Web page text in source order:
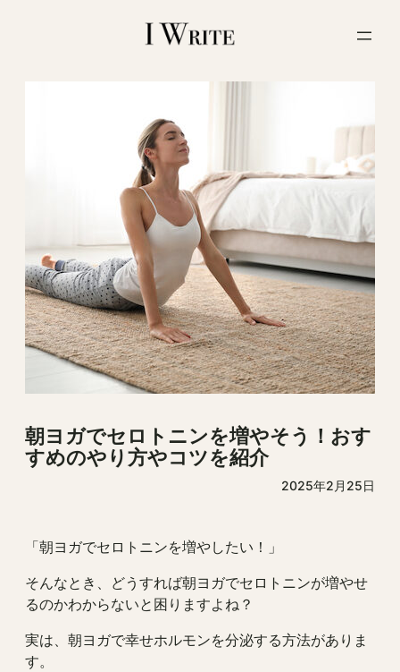
朝ヨガでセロトニンを増やそう！おす
すめのやり方やコツを紹介
2025年2月25日
「朝ヨガでセロトニンを増やしたい！」
そんなとき、どうすれば朝ヨガでセロトニンが増やせ
るのかわからないと困りますよね？
実は、朝ヨガで幸せホルモンを分泌する方法がありま
す。